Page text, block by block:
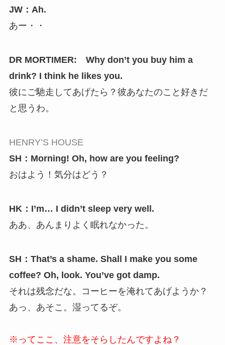
JW：Ah.
あー・・
DR MORTIMER: Why don’t you buy him a
drink? I think he likes you.
彼にご馳走してあげたら？彼あなたのこと好きだ
と思うわ。
HENRY’S HOUSE
SH：Morning! Oh, how are you feeling?
おはよう！気分はどう？
HK：I’m… I didn’t sleep very well.
ああ、あんまりよく眠れなかった。
SH：That’s a shame. Shall I make you some
coffee? Oh, look. You’ve got damp.
それは残念だな。コーヒーを淹れてあげようか？
あっ、あそこ。湿ってるぞ。
※ってここ、注意をそらしたんですよね？